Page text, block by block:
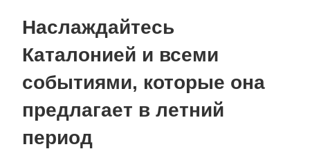
Наслаждайтесь
Каталонией и всеми
событиями, которые она
предлагает в летний
период